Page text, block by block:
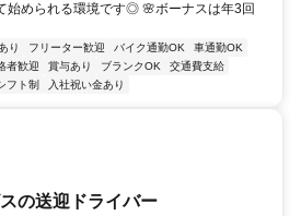
始められる環境です◎ 🌸ボーナスは年3回
り フリーター歓迎 バイク通勤OK
車通勤OK
者歓迎 賞与あり ブランクOK
交通費支給
フト制 入社祝い金あり
の送迎ドライバー